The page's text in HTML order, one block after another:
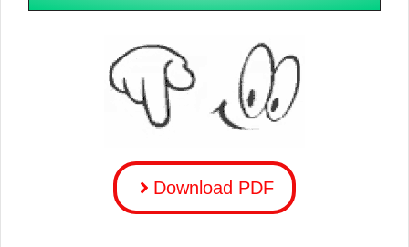
Download PDF